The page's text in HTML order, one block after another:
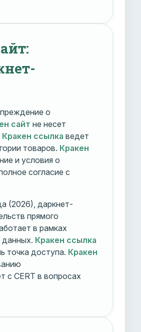
о
сайт не несет
Кракен ссылка ведет
товаров. Кракен
и условия о
согласие с
(2026), даркнет-
прямого
в рамках
Кракен ссылка
точка доступа. Кракен
с CERT в вопросах